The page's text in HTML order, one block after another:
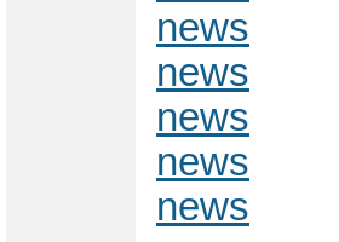
news
news
news
news
news